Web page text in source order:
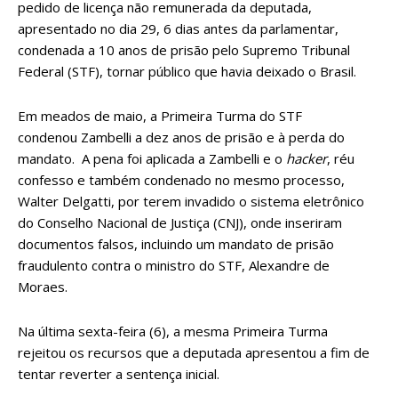
pedido de licença não remunerada da deputada,
apresentado no dia 29, 6 dias antes da parlamentar,
condenada a 10 anos de prisão pelo Supremo Tribunal
Federal (STF), tornar público que havia deixado o Brasil.
Em meados de maio, a Primeira Turma do STF
condenou Zambelli a dez anos de prisão e à perda do
mandato. A pena foi aplicada a Zambelli e o hacker, réu
confesso e também condenado no mesmo processo,
Walter Delgatti, por terem invadido o sistema eletrônico
do Conselho Nacional de Justiça (CNJ), onde inseriram
documentos falsos, incluindo um mandato de prisão
fraudulento contra o ministro do STF, Alexandre de
Moraes.
Na última sexta-feira (6), a mesma Primeira Turma
rejeitou os recursos que a deputada apresentou a fim de
tentar reverter a sentença inicial.